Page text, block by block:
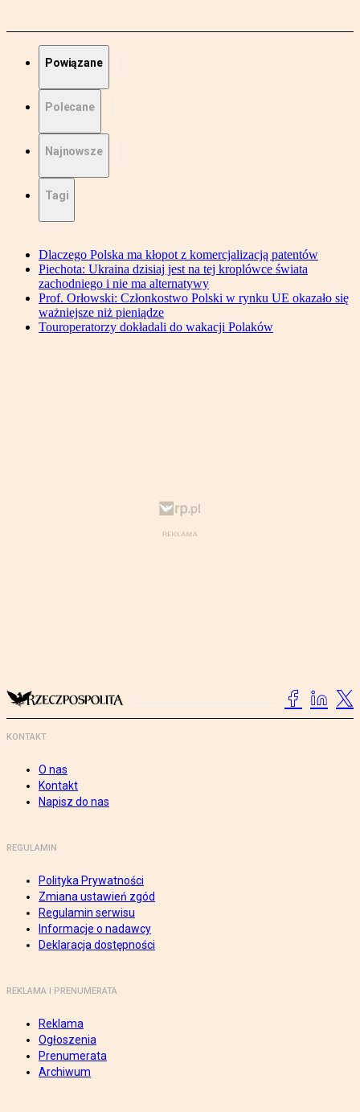
Powiązane
Polecane
Najnowsze
Tagi
Dlaczego Polska ma kłopot z komercjalizacją patentów
Piechota: Ukraina dzisiaj jest na tej kroplówce świata
zachodniego i nie ma alternatywy
Prof. Orłowski: Członkostwo Polski w rynku UE okazało się
ważniejsze niż pieniądze
Touroperatorzy dokładali do wakacji Polaków
KONTAKT
O nas
Kontakt
Napisz do nas
REGULAMIN
Polityka Prywatności
Zmiana ustawień zgód
Regulamin serwisu
Informacje o nadawcy
Deklaracja dostępności
REKLAMA I PRENUMERATA
Reklama
Ogłoszenia
Prenumerata
Archiwum